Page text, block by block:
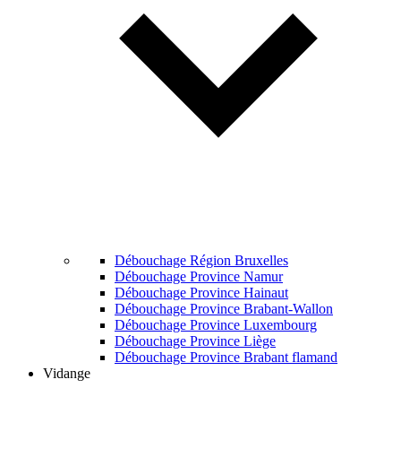
Débouchage Région Bruxelles
Débouchage Province Namur
Débouchage Province Hainaut
Débouchage Province Brabant-Wallon
Débouchage Province Luxembourg
Débouchage Province Liège
Débouchage Province Brabant flamand
Vidange